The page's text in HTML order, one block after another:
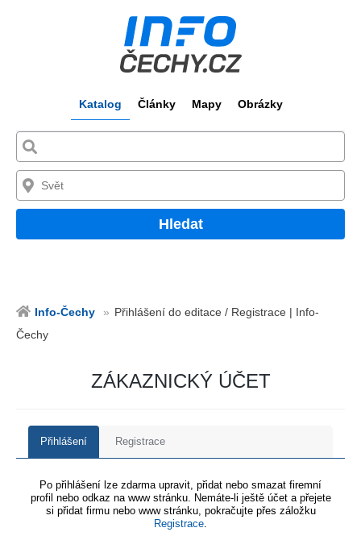
Katalog Články Mapy Obrázky
Hledat
Info-Čechy
Přihlášení do editace / Registrace | Info-
Čechy
ZÁKAZNICKÝ ÚČET
Přihlášení Registrace
Po přihlášení lze zdarma upravit, přidat nebo smazat firemní
profil nebo odkaz na www stránku. Nemáte-li ještě účet a přejete
si přidat firmu nebo www stránku, pokračujte přes záložku
Registrace.